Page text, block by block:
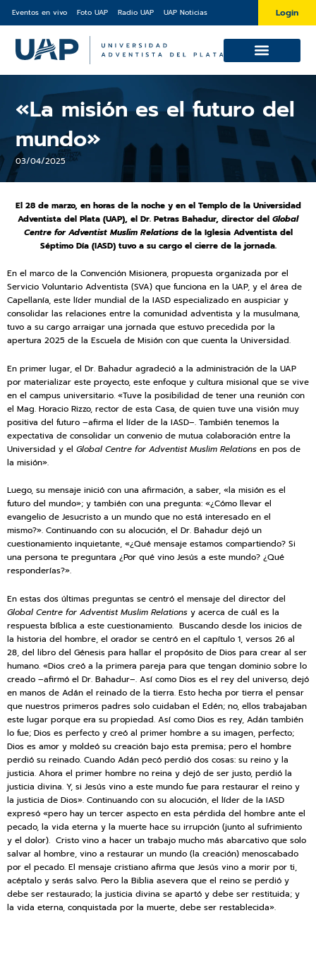
al
contenido
Eventos en vivo Foto UAP Radio UAP UAP Noticias Login
«La misión es el futuro del
mundo»
03/04/2025
El 28 de marzo, en horas de la noche y en el Templo de la Universidad
Adventista del Plata (UAP), el Dr. Petras Bahadur, director del Global
Centre for Adventist Muslim Relationsde la Iglesia Adventista del
Séptimo Día (IASD) tuvo a su cargo el cierre de la jornada.
En el marco de la Convención Misionera, propuesta organizada por el
Servicio Voluntario Adventista (SVA) que funciona en la UAP, y el área de
Capellanía, este líder mundial de la IASD especializado en auspiciar y
consolidar las relaciones entre la comunidad adventista y la musulmana,
tuvo a su cargo arraigar una jornada que estuvo precedida por la
apertura 2025 de la Escuela de Misión con que cuenta la Universidad.
En primer lugar, el Dr. Bahadur agradeció a la administración de la UAP
por materializar este proyecto, este enfoque y cultura misional que se vive
en el campus universitario. «Tuve la posibilidad de tener una reunión con
el Mag. Horacio Rizzo, rector de esta Casa, de quien tuve una visión muy
positiva del futuro –afirma el líder de la IASD–. También tenemos la
expectativa de consolidar un convenio de mutua colaboración entre la
Universidad y el Global Centre for Adventist Muslim Relations en pos de
la misión».
Luego, su mensaje inició con una afirmación, a saber, «la misión es el
futuro del mundo»; y también con una pregunta: «¿Cómo llevar el
evangelio de Jesucristo a un mundo que no está interesado en el
mismo?». Continuando con su alocución, el Dr. Bahadur dejó un
cuestionamiento inquietante, «¿Qué mensaje estamos compartiendo? Si
una persona te preguntara ¿Por qué vino Jesús a este mundo? ¿Qué
responderías?».
En estas dos últimas preguntas se centró el mensaje del director del
Global Centre for Adventist Muslim Relations y acerca de cuál es la
respuesta bíblica a este cuestionamiento. Buscando desde los inicios de
la historia del hombre, el orador se centró en el capítulo 1, versos 26 al
28, del libro del Génesis para hallar el propósito de Dios para crear al ser
humano. «Dios creó a la primera pareja para que tengan dominio sobre lo
creado –afirmó el Dr. Bahadur–. Así como Dios es el rey del universo, dejó
en manos de Adán el reinado de la tierra. Esto hecha por tierra el pensar
que nuestros primeros padres solo cuidaban el Edén; no, ellos trabajaban
este lugar porque era su propiedad. Así como Dios es rey, Adán también
lo fue; Dios es perfecto y creó al primer hombre a su imagen, perfecto;
Dios es amor y moldeó su creación bajo esta premisa; pero el hombre
perdió su reinado. Cuando Adán pecó perdió dos cosas: su reino y la
justicia. Ahora el primer hombre no reina y dejó de ser justo, perdió la
justicia divina. Y, si Jesús vino a este mundo fue para restaurar el reino y
la justicia de Dios». Continuando con su alocución, el líder de la IASD
expresó «pero hay un tercer aspecto en esta pérdida del hombre ante el
pecado, la vida eterna y la muerte hace su irrupción (junto al sufrimiento
y el dolor). Cristo vino a hacer un trabajo mucho más abarcativo que solo
salvar al hombre, vino a restaurar un mundo (la creación) menoscabado
por el pecado. El mensaje cristiano afirma que Jesús vino a morir por ti,
acéptalo y serás salvo. Pero la Biblia asevera que el reino se perdió y
debe ser restaurado; la justicia divina se apartó y debe ser restituida; y
la vida eterna, conquistada por la muerte, debe ser restablecida».